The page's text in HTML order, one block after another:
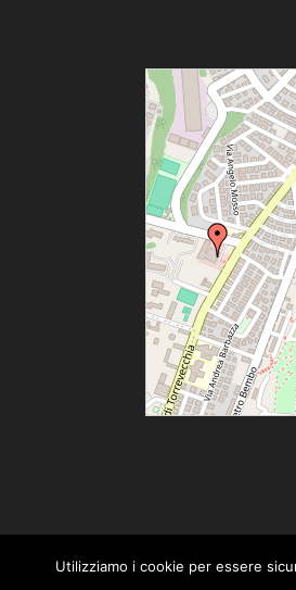
Un progetto di
Utilizziamo i cookie per essere